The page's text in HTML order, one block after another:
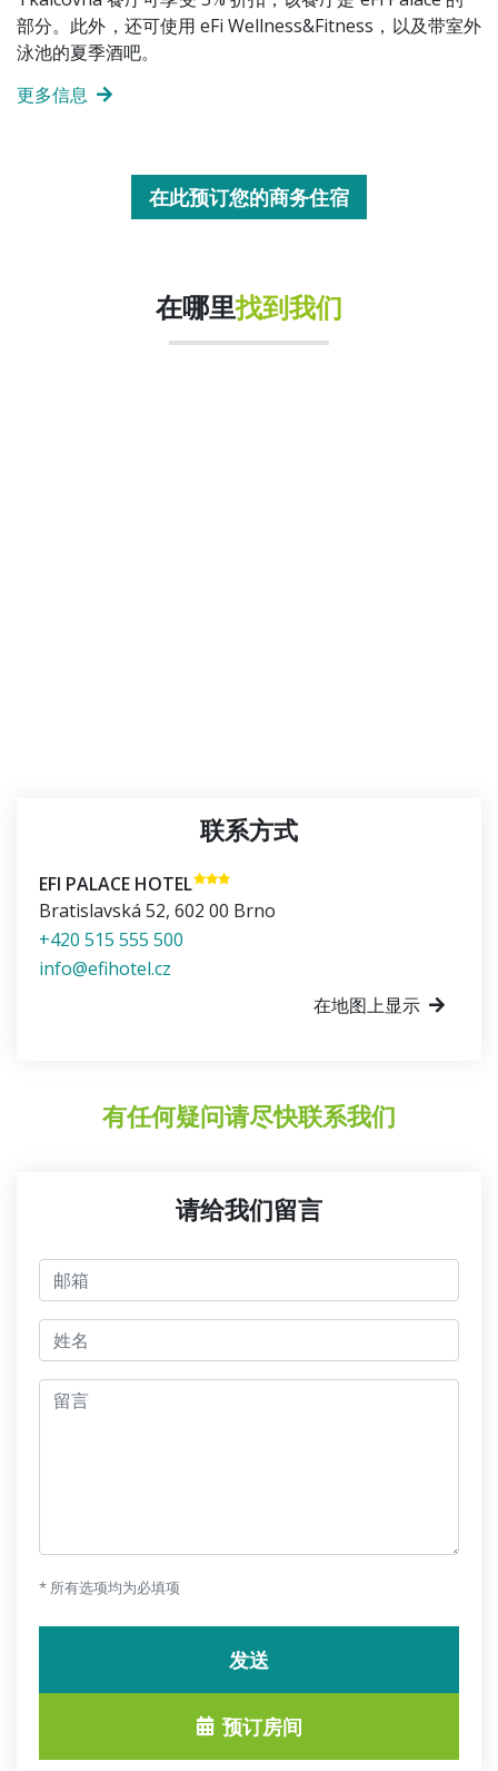
部分。此外，还可使用 eFi Wellness&Fitness，以及带室外
泳池的夏季酒吧。
更多信息
在此预订您的商务住宿
在哪里找到我们
联系方式
EFI PALACE HOTEL
Bratislavská 52, 602 00 Brno
+420 515 555 500
info@efihotel.cz
在地图上显示
有任何疑问请尽快联系我们
请给我们留言
邮箱
jmeno
留言
* 所有选项均为必填项
发送
预订房间